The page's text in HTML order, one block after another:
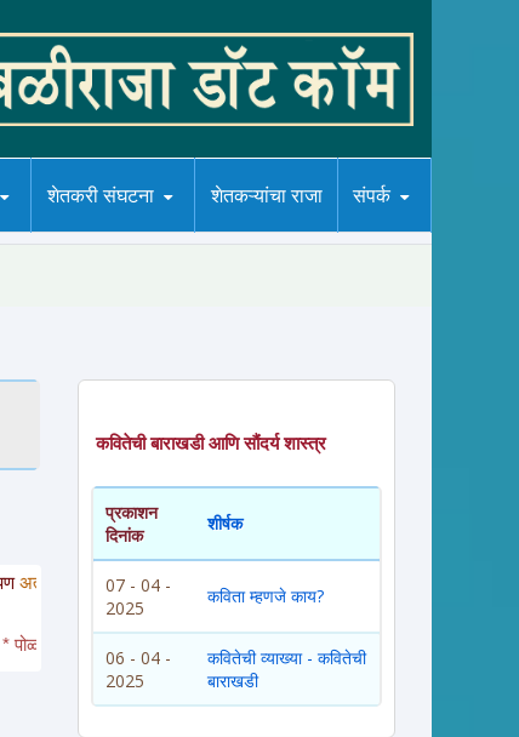
शेतकरी संघटना शेतकऱ्यांचा राजा संपर्क
अत्यंत संवेदनशील रसिकआहात, साहित्यचोर नाहीत
झडत्या * भक्तीगीत * अभंग * महादेवाची गाणी *
कवितेची बाराखडी आणि सौंदर्य शास्त्र
प्रकाशन
दिनांक
शीर्षक
07 - 04 -
2025
कविता म्हणजे काय?
06 - 04 -
2025
कवितेची व्याख्या - कवितेची
बाराखडी